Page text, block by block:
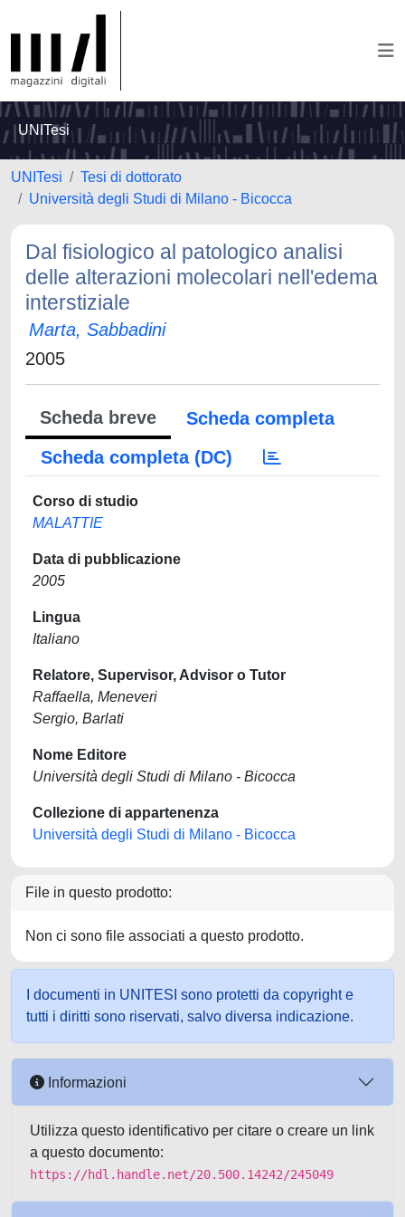
UNITesi
UNITesi
Tesi di dottorato
Università degli Studi di Milano - Bicocca
Dal fisiologico al patologico analisi
delle alterazioni molecolari nell'edema
interstiziale
Marta, Sabbadini
2005
Scheda breve
Scheda completa
Scheda completa (DC)
Corso di studio
MALATTIE
Data di pubblicazione
2005
Lingua
Italiano
Relatore, Supervisor, Advisor o Tutor
Raffaella, Meneveri
Sergio, Barlati
Nome Editore
Università degli Studi di Milano - Bicocca
Collezione di appartenenza
Università degli Studi di Milano - Bicocca
File in questo prodotto:
Non ci sono file associati a questo prodotto.
I documenti in UNITESI sono protetti da copyright e
tutti i diritti sono riservati, salvo diversa indicazione.
Informazioni
Utilizza questo identificativo per citare o creare un link
a questo documento:
https://hdl.handle.net/20.500.14242/245049